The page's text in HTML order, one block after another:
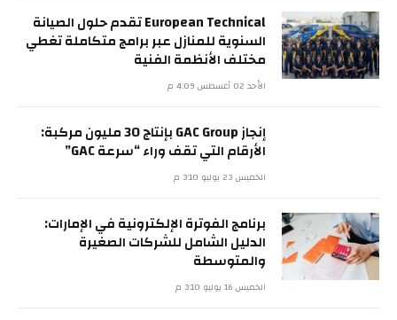
European Technical تقدم حلول الصيانة
السنوية للمنازل عبر برامج متكاملة تغطي
مختلف الأنظمة الفنية
الأحد 02 أغسطس 4:09 م
إنجاز GAC Group بإنتاج 30 مليون مركبة:
الأرقام التي تقف وراء “سرعة GAC”
الخميس 23 يوليو 3:10 م
برنامج الفوترة الإلكترونية في الإمارات:
الدليل الشامل للشركات الصغيرة
والمتوسطة
الخميس 16 يوليو 3:10 م